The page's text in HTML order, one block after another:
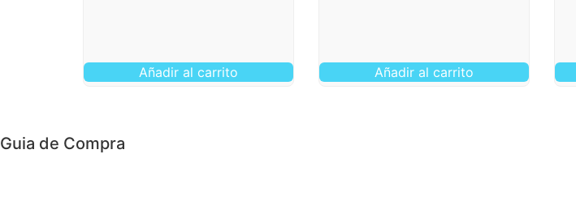
Añadir al carrito Añadir al carrito
Guia de Compra